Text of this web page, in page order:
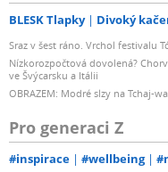
BLESK Tlapky Divoký
Sraz v šest ráno. Vrchol festivalu
Nízkorozpočtová dovolená?
ve Švýcarsku a Itálii
OBRAZEM: Modré slzy na Tchaj-
Pro generaci Z
#inspirace #wellbeing